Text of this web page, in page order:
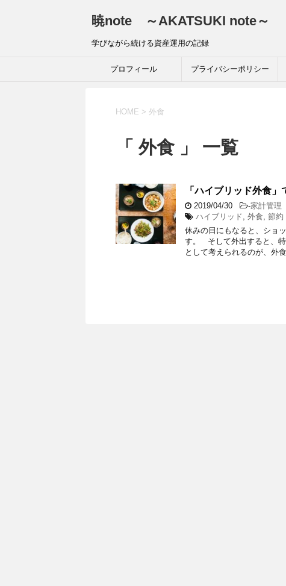
暁note ～AKATSUKI note～
学びながら続ける資産運用の記録
プロフィール プライバシーポリシー
HOME > 外食
「 外食 」 一覧
「ハイブリッド外食
2019/04/30 -家計管理
ハイブリッド, 外食, 節約
休みの日にもなると、ショ
す。 そして外出すると、特
として考えられるのが、外